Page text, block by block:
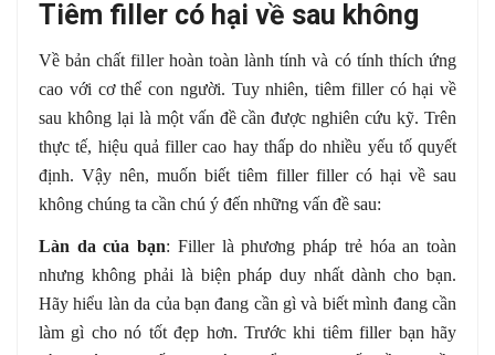
Tiêm filler có hại về sau không
Về bản chất filler hoàn toàn lành tính và có tính thích ứng
cao với cơ thể con người. Tuy nhiên, tiêm filler có hại về
sau không lại là một vấn đề cần được nghiên cứu kỹ. Trên
thực tế, hiệu quả filler cao hay thấp do nhiều yếu tố quyết
định. Vậy nên, muốn biết tiêm filler filler có hại về sau
không chúng ta cần chú ý đến những vấn đề sau:
Làn da của bạn: Filler là phương pháp trẻ hóa an toàn
nhưng không phải là biện pháp duy nhất dành cho bạn.
Hãy hiểu làn da của bạn đang cần gì và biết mình đang cần
làm gì cho nó tốt đẹp hơn. Trước khi tiêm filler bạn hãy